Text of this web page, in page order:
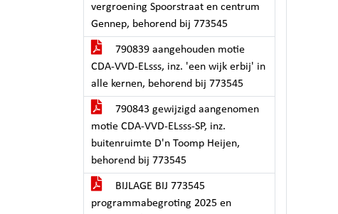
vergroening Spoorstraat en centrum
Gennep, behorend bij 773545
790839 aangehouden motie
CDA-VVD-ELsss, inz. 'een wijk erbij' in
alle kernen, behorend bij 773545
790843 gewijzigd aangenomen
motie CDA-VVD-ELsss-SP, inz.
buitenruimte D'n Toomp Heijen,
behorend bij 773545
BIJLAGE BIJ 773545
programmabegroting 2025 en